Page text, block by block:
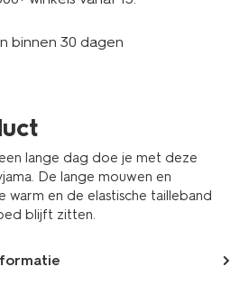
binnen 30 dagen
lange dag doe je met deze
De lange mouwen en
warm en de elastische tailleband
blijft zitten.